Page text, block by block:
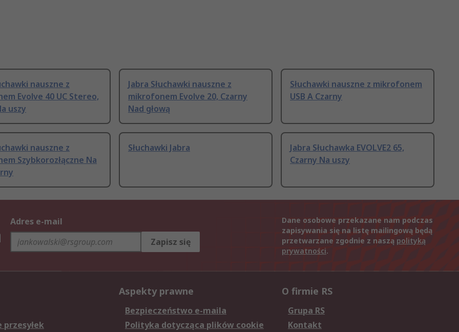
nauszne z
Evolve 40 UC Stereo,
uszy
Jabra Słuchawki nauszne z
mikrofonem Evolve 20, Czarny
Nad głową
Słuchawki nauszne z mikrofonem
USB A Czarny
nauszne z
Szybkorozłączne Na
Słuchawki Jabra
Jabra Słuchawka EVOLVE2 65,
Czarny Na uszy
Adres e-mail
Zapisz się
Dane osobowe przekazane nam podczas
zapisywania się na listę mailingową będą
przetwarzane zgodnie z naszą polityką
prywatności.
przesyłek
Aspekty prawne
Bezpieczeństwo e-maila
Polityka dotycząca plików cookie
O firmie RS
Grupa RS
Kontakt